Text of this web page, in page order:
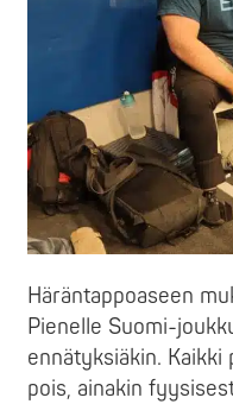
Häräntappoaseen
Pienelle Suomi-
ennätyksiäkin. Kaikki
pois, ainakin